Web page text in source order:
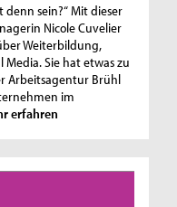
sein?“ Mit dieser
Nicole Cuvelier
Weiterbildung,
Sie hat etwas zu
Arbeitsagentur Brühl
im
erfahren